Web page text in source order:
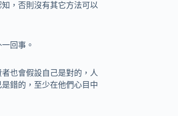
，否則沒有其它方法可以
回事。
也會假設自己是對的，人
錯的，至少在他們心目中